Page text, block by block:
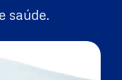
saúde.